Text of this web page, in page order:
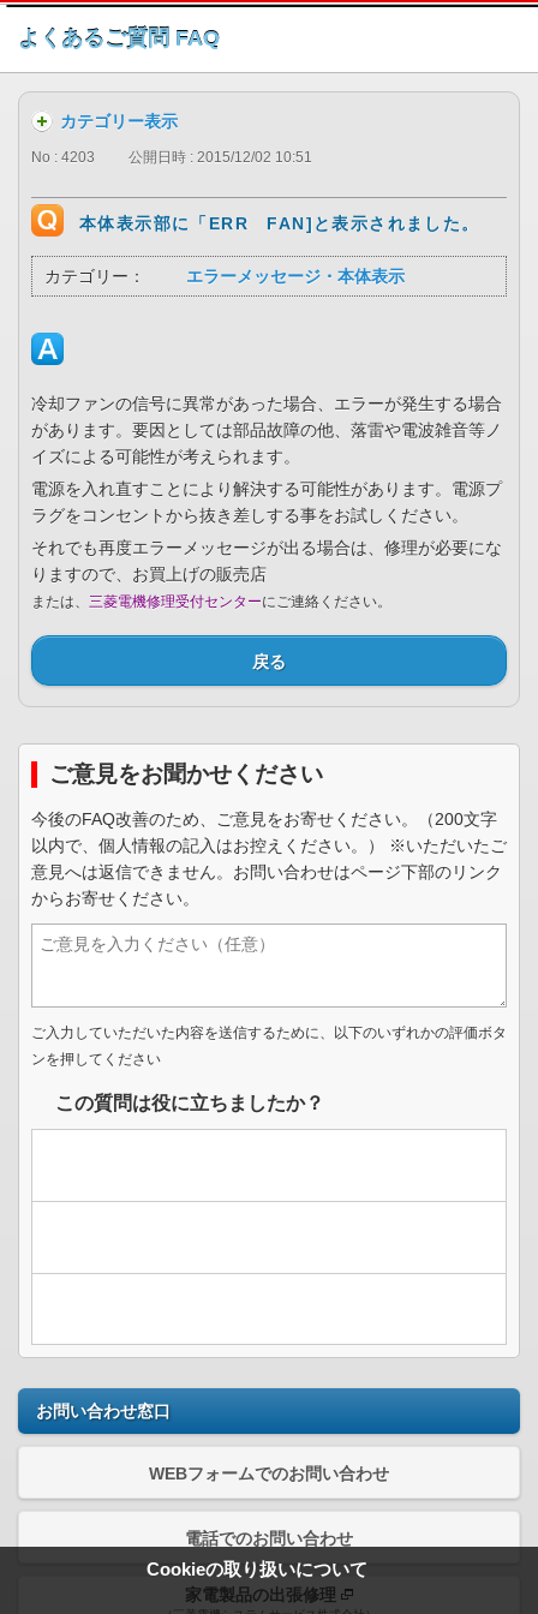
このページの本文へ
よくあるご質問 FAQ
Cookieの取り扱いについて
カテゴリー表示
No : 4203 公開日時 : 2015/12/02 10:51
本体表示部に「ERR FAN]と表示されました。
カテゴリー： エラーメッセージ・本体表示
冷却ファンの信号に異常があった場合、エラーが発生する場合
があります。要因としては部品故障の他、落雷や電波雑音等ノ
イズによる可能性が考えられます。
電源を入れ直すことにより解決する可能性があります。電源プ
ラグをコンセントから抜き差しする事をお試しください。
それでも再度エラーメッセージが出る場合は、修理が必要にな
りますので、お買上げの販売店
または、 三菱電機修理受付センターにご連絡ください。
戻る
ご意見をお聞かせください
今後のFAQ改善のため、ご意見をお寄せください。（200文字
以内で、個人情報の記入はお控えください。） ※いただいたご
意見へは返信できません。お問い合わせはページ下部のリンク
からお寄せください。
ご入力していただいた内容を送信するために、以下のいずれかの評価ボタ
ンを押してください
この質問は役に立ちましたか？
お問い合わせ窓口
WEBフォームでのお問い合わせ
電話でのお問い合わせ
家電製品の出張修理